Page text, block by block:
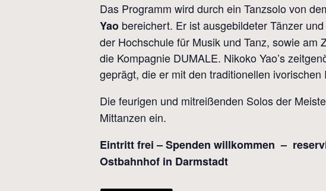
Das Programm wird durch ein Tanzsolo von
Yao bereichert. Er ist ausgebildeter Tänzer
der Hochschule für Musik und Tanz, sowie am
die Kompagnie DUMALE. Nikoko Yao’s
geprägt, die er mit den traditionellen ivorischen
Die feurigen und mitreißenden Solos der
Mittanzen ein.
Eintritt frei – Spenden willkommen –
Ostbahnhof in Darmstadt